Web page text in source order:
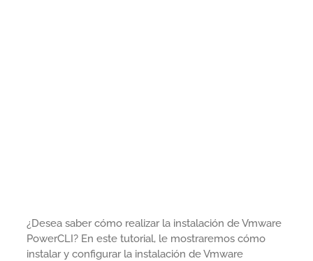
¿Desea saber cómo realizar la instalación de Vmware
PowerCLI? En este tutorial, le mostraremos cómo
instalar y configurar la instalación de Vmware